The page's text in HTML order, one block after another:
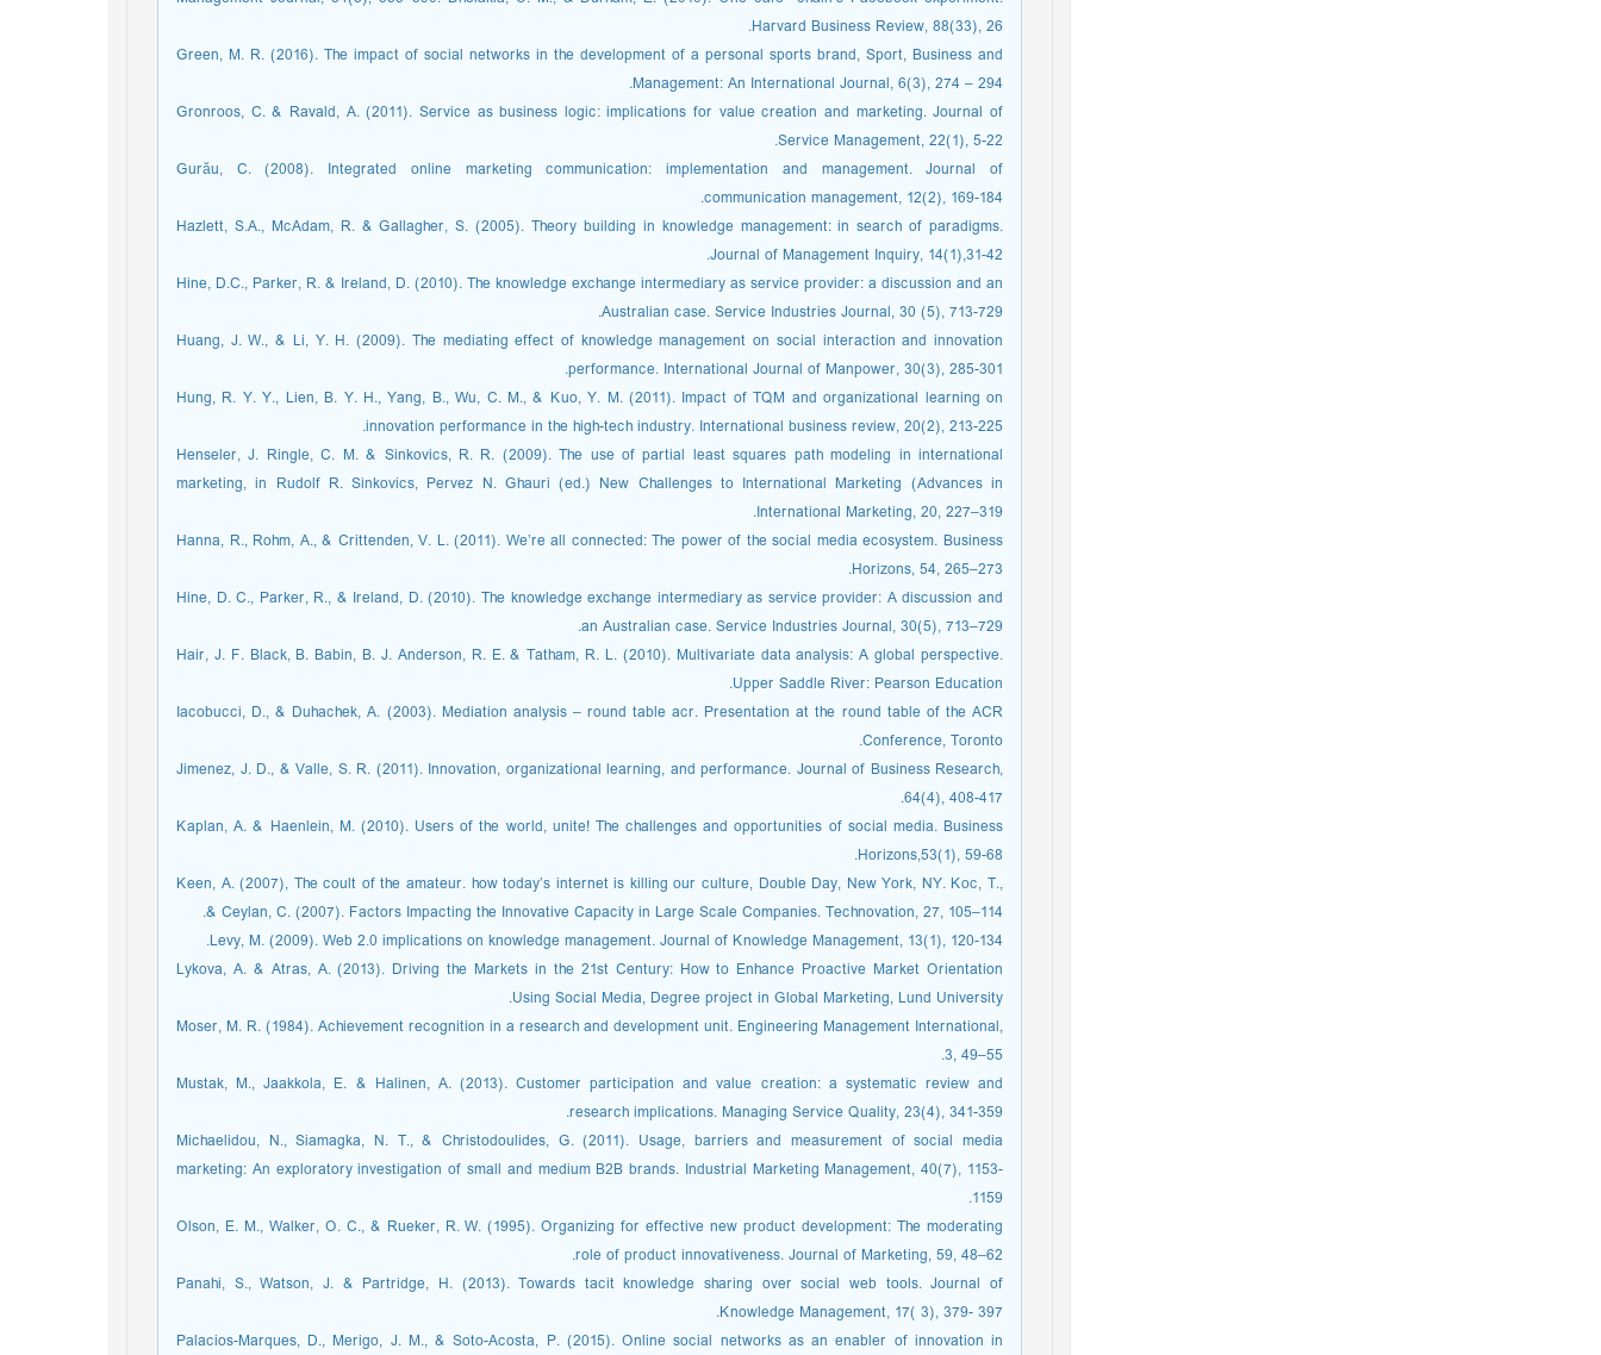
Harvard Business Review, 88(33), 26.
Green, M. R. (2016). The impact of social networks in the development of a personal sports brand, Sport, Business and
Management: An International Journal, 6(3), 274 – 294.
Gronroos, C. & Ravald, A. (2011). Service as business logic: implications for value creation and marketing. Journal of
Service Management, 22(1), 5-22.
Gurău, C. (2008). Integrated online marketing communication: implementation and management. Journal of
communication management, 12(2), 169-184.
Hazlett, S.A., McAdam, R. & Gallagher, S. (2005). Theory building in knowledge management: in search of paradigms.
Journal of Management Inquiry, 14(1),31-42.
Hine, D.C., Parker, R. & Ireland, D. (2010). The knowledge exchange intermediary as service provider: a discussion and an
Australian case. Service Industries Journal, 30 (5), 713-729.
Huang, J. W., & Li, Y. H. (2009). The mediating effect of knowledge management on social interaction and innovation
performance. International Journal of Manpower, 30(3), 285-301.
Hung, R. Y. Y., Lien, B. Y. H., Yang, B., Wu, C. M., & Kuo, Y. M. (2011). Impact of TQM and organizational learning on
innovation performance in the high-tech industry. International business review, 20(2), 213-225.
Henseler, J. Ringle, C. M. & Sinkovics, R. R. (2009). The use of partial least squares path modeling in international
marketing, in Rudolf R. Sinkovics, Pervez N. Ghauri (ed.) New Challenges to International Marketing (Advances in
International Marketing, 20, 227–319.
Hanna, R., Rohm, A., & Crittenden, V. L. (2011). We’re all connected: The power of the social media ecosystem. Business
Horizons, 54, 265–273.
Hine, D. C., Parker, R., & Ireland, D. (2010). The knowledge exchange intermediary as service provider: A discussion and
an Australian case. Service Industries Journal, 30(5), 713–729.
Hair, J. F. Black, B. Babin, B. J. Anderson, R. E. & Tatham, R. L. (2010). Multivariate data analysis: A global perspective.
Upper Saddle River: Pearson Education.
Iacobucci, D., & Duhachek, A. (2003). Mediation analysis – round table acr. Presentation at the round table of the ACR
Conference, Toronto.
Jimenez, J. D., & Valle, S. R. (2011). Innovation, organizational learning, and performance. Journal of Business Research,
64(4), 408-417.
Kaplan, A. & Haenlein, M. (2010). Users of the world, unite! The challenges and opportunities of social media. Business
Horizons,53(1), 59-68.
Keen, A. (2007), The coult of the amateur. how today’s internet is killing our culture, Double Day, New York, NY. Koc, T.,
& Ceylan, C. (2007). Factors Impacting the Innovative Capacity in Large Scale Companies. Technovation, 27, 105–114.
Levy, M. (2009). Web 2.0 implications on knowledge management. Journal of Knowledge Management, 13(1), 120-134.
Lykova, A. & Atras, A. (2013). Driving the Markets in the 21st Century: How to Enhance Proactive Market Orientation
Using Social Media, Degree project in Global Marketing, Lund University.
Moser, M. R. (1984). Achievement recognition in a research and development unit. Engineering Management International,
3, 49–55.
Mustak, M., Jaakkola, E. & Halinen, A. (2013). Customer participation and value creation: a systematic review and
research implications. Managing Service Quality, 23(4), 341-359.
Michaelidou, N., Siamagka, N. T., & Christodoulides, G. (2011). Usage, barriers and measurement of social media
marketing: An exploratory investigation of small and medium B2B brands. Industrial Marketing Management, 40(7), 1153-
1159.
Olson, E. M., Walker, O. C., & Rueker, R. W. (1995). Organizing for effective new product development: The moderating
role of product innovativeness. Journal of Marketing, 59, 48–62.
Panahi, S., Watson, J. & Partridge, H. (2013). Towards tacit knowledge sharing over social web tools. Journal of
Knowledge Management, 17( 3), 379- 397.
Palacios-Marques, D., Merigo, J. M., & Soto-Acosta, P. (2015). Online social networks as an enabler of innovation in